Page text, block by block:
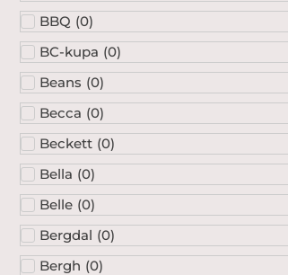
BBQ (0)
BC-kupa (0)
Beans (0)
Becca (0)
Beckett (0)
Bella (0)
Belle (0)
Bergdal (0)
Bergh (0)